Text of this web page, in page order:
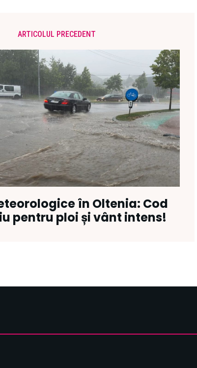
ARTICOLUL PRECEDENT
în Oltenia: Cod
pentru ploi și vânt intens!